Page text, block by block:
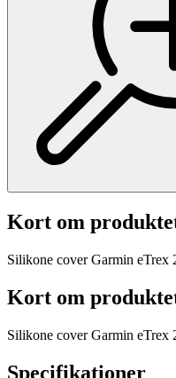
Kort om
Silikone cover Garmin eTrex
Kort om
Silikone cover Garmin eTrex
Specifikationer